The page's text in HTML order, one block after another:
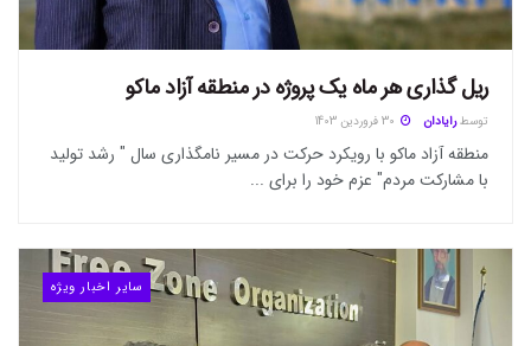
ریل گذاری هر ماه یک پروژه در منطقه آزاد ماکو
توسط رایادان
منطقه آزاد ماکو با رویکرد حرکت در مسیر نامگذاری سال " رشد تولید
با مشارکت مردم" عزم خود را برای ...
سایر اخبار ویژه